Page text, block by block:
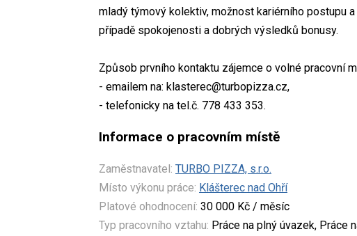
mladý týmový kolektiv, možnost kariérního postupu
případě spokojenosti a dobrých výsledků bonusy.
Způsob prvního kontaktu zájemce o volné pracovní
- emailem na: klasterec@turbopizza.cz,
- telefonicky na tel.č. 778 433 353.
Informace o pracovním místě
Zaměstnavatel: TURBO PIZZA, s.r.o.
Místo výkonu práce: Klášterec nad Ohří
Platové ohodnocení: 30 000 Kč / měsíc
Typ pracovního vztahu: Práce na plný úvazek, Práce